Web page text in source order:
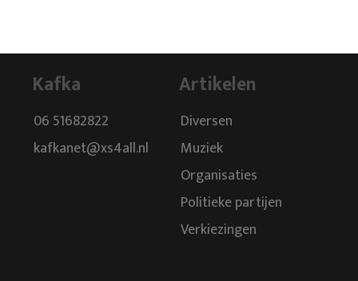
Kafka
06 51682822
kafkanet@xs4all.nl
Artikelen
Diversen
Muziek
Organisaties
Politieke partijen
Verkiezingen